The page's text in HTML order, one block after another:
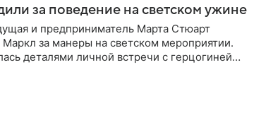
за поведение на светском ужине
и предприниматель Марта Стюарт
Маркл за манеры на светском мероприятии.
деталями личной встречи с герцогиней